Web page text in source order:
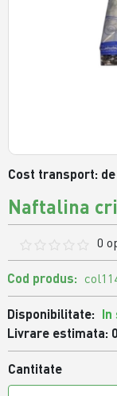
Cost transport:
Naftalina
0
Cod produs:
Disponibilitate: In
Livrare estimata:
Cantitate